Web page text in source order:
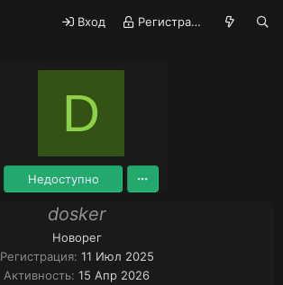
Вход Регистрация
D
Недоступно
dosker
Новорег
Регистрация 11 Июл 2025
Активность 15 Апр 2026